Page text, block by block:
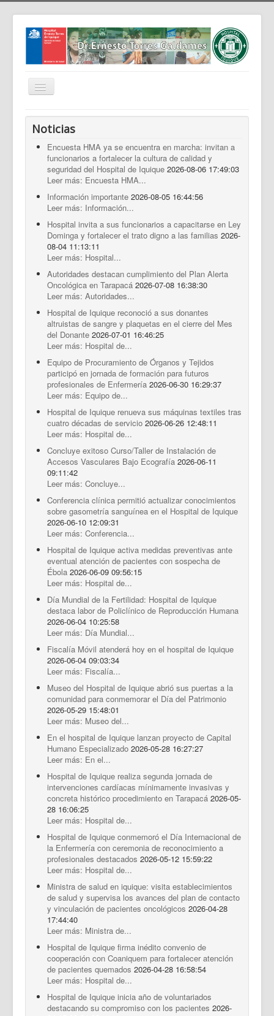
Cambiar
navegación
Home
Noticias
Trabaja Con Nosotros
Contáctenos
Intranet
Planificación
Gestión de Personas
Documentos Destacados
Noticias
Encuesta HMA ya se encuentra en marcha: invitan a
funcionarios a fortalecer la cultura de calidad y
seguridad del Hospital de Iquique 2026-08-06 17:49:03
Leer más: Encuesta HMA...
Información importante 2026-08-05 16:44:56
Leer más: Información...
Hospital invita a sus funcionarios a capacitarse en Ley
Dominga y fortalecer el trato digno a las familias 2026-
08-04 11:13:11
Leer más: Hospital...
Autoridades destacan cumplimiento del Plan Alerta
Oncológica en Tarapacá 2026-07-08 16:38:30
Leer más: Autoridades...
Hospital de Iquique reconoció a sus donantes
altruistas de sangre y plaquetas en el cierre del Mes
del Donante 2026-07-01 16:46:25
Leer más: Hospital de...
Equipo de Procuramiento de Órganos y Tejidos
participó en jornada de formación para futuros
profesionales de Enfermería 2026-06-30 16:29:37
Leer más: Equipo de...
Hospital de Iquique renueva sus máquinas textiles tras
cuatro décadas de servicio 2026-06-26 12:48:11
Leer más: Hospital de...
Concluye exitoso Curso/Taller de Instalación de
Accesos Vasculares Bajo Ecografía 2026-06-11
09:11:42
Leer más: Concluye...
Conferencia clínica permitió actualizar conocimientos
sobre gasometría sanguínea en el Hospital de Iquique
2026-06-10 12:09:31
Leer más: Conferencia...
Hospital de Iquique activa medidas preventivas ante
eventual atención de pacientes con sospecha de
Ébola 2026-06-09 09:56:15
Leer más: Hospital de...
Día Mundial de la Fertilidad: Hospital de Iquique
destaca labor de Policlínico de Reproducción Humana
2026-06-04 10:25:58
Leer más: Día Mundial...
Fiscalía Móvil atenderá hoy en el hospital de Iquique
2026-06-04 09:03:34
Leer más: Fiscalía...
Museo del Hospital de Iquique abrió sus puertas a la
comunidad para conmemorar el Día del Patrimonio
2026-05-29 15:48:01
Leer más: Museo del...
En el hospital de Iquique lanzan proyecto de Capital
Humano Especializado 2026-05-28 16:27:27
Leer más: En el...
Hospital de Iquique realiza segunda jornada de
intervenciones cardíacas mínimamente invasivas y
concreta histórico procedimiento en Tarapacá 2026-05-
28 16:06:25
Leer más: Hospital de...
Hospital de Iquique conmemoró el Día Internacional de
la Enfermería con ceremonia de reconocimiento a
profesionales destacados 2026-05-12 15:59:22
Leer más: Hospital de...
Ministra de salud en iquique: visita establecimientos
de salud y supervisa los avances del plan de contacto
y vinculación de pacientes oncológicos 2026-04-28
17:44:40
Leer más: Ministra de...
Hospital de Iquique firma inédito convenio de
cooperación con Coaniquem para fortalecer atención
de pacientes quemados 2026-04-28 16:58:54
Leer más: Hospital de...
Hospital de Iquique inicia año de voluntariados
destacando su compromiso con los pacientes 2026-